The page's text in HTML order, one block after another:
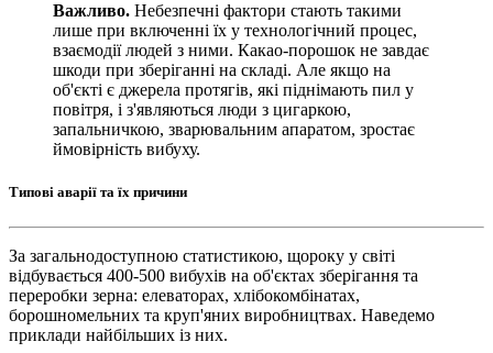
Важливо. Небезпечні фактори стають такими
лише при включенні їх у технологічний процес,
взаємодії людей з ними. Какао-порошок не завдає
шкоди при зберіганні на складі. Але якщо на
об'єкті є джерела протягів, які піднімають пил у
повітря, і з'являються люди з цигаркою,
запальничкою, зварювальним апаратом, зростає
ймовірність вибуху.
Типові аварії та їх причини
За загальнодоступною статистикою, щороку у світі
відбувається 400-500 вибухів на об'єктах зберігання та
переробки зерна: елеваторах, хлібокомбінатах,
борошномельних та круп'яних виробництвах. Наведемо
приклади найбільших із них.